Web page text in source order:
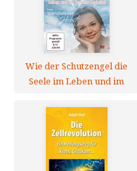
Wie der Schutzengel die
Seele im Leben und im